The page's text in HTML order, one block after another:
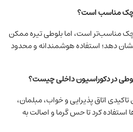
مناسب است؟
مناسب‌تر است، اما بلوطی تیره ممکن
دهد؛ استفاده هوشمندانه و محدود
در دکوراسیون داخلی چیست؟
تاکیدی اتاق پذیرایی و خواب، مبلمان،
کرد تا حس گرما و اصالت به